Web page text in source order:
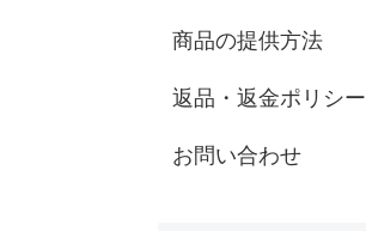
商品の提供方法
返品・返金ポリシー
お問い合わせ